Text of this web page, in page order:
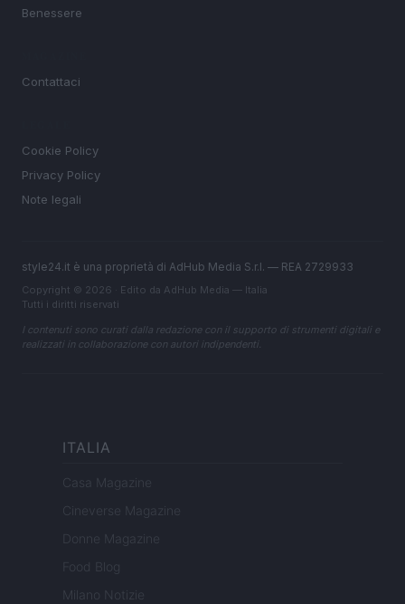
Benessere
Contattaci
Cookie Policy
Privacy Policy
Note legali
style24.it è una proprietà di AdHub Media S.r.l. — REA 2729933
Copyright © 2026 · Edito da AdHub Media — Italia
Tutti i diritti riservati
I contenuti sono curati dalla redazione con il supporto di strumenti digitali e
realizzati in collaborazione con autori indipendenti.
ITALIA
Casa Magazine
Cineverse Magazine
Donne Magazine
Food Blog
Milano Notizie